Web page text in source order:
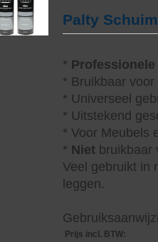
Palty
* Professionele
* Bruikbaar
* Universeel
* Uitstekend
* Voor Meubels
* Niet bruikbaar
Veel gebruikt in
leggen.
Prijs incl. BTW: